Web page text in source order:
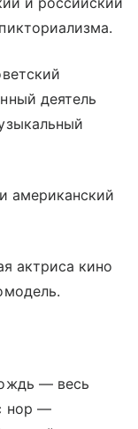
деятель
американский
актриса кино
— весь
нор —